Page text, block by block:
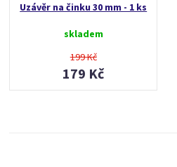
Uzávěr na činku 30 mm - 1 ks
skladem
199 Kč
179 Kč